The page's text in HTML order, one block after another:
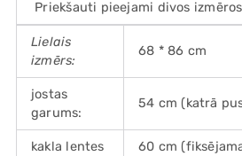
Priekšauti pieejami divos
Lielais
izmērs:
68 * 86 cm
jostas
garums:
54 cm (katrā
kakla lentes
60 cm